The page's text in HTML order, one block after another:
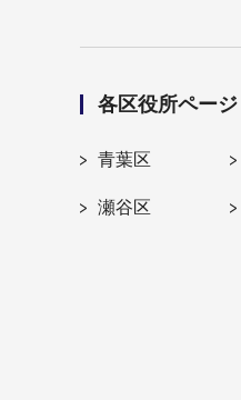
各区役所ページ
青葉区
瀬谷区